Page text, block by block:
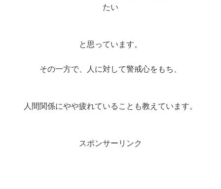
たい
と思っています。
その一方で、人に対して警戒心をもち、
人間関係にやや疲れていることも教えています。
スポンサーリンク